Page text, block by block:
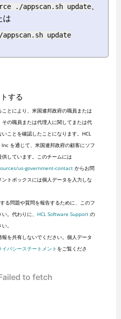
./appscan.sh update、
は
update
する
とにより、米国連邦政府の職員または
の職員または代理人に関してまたは代
ことを確認したことになります。HCL
を通じて、米国連邦政府の顧客にソフ
供しています。このチームには
us-government-contactからお問
トボックスには個人データを入力しな
る問題や質問を報告するために、このフ
。代わりに、 HCL Software Supportの
。
を共有しないでください。個人データ
イバシーステートメント をご覧くださ